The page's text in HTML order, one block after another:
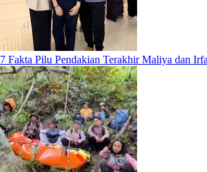
7 Fakta Pilu Pendakian Terakhir Maliya dan